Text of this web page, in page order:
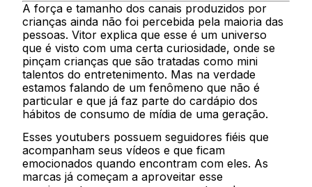
A força e tamanho dos canais produzidos por
crianças ainda não foi percebida pela maioria das
pessoas. Vitor explica que esse é um universo
que é visto com uma certa curiosidade, onde se
pinçam crianças que são tratadas como mini
talentos do entretenimento. Mas na verdade
estamos falando de um fenômeno que não é
particular e que já faz parte do cardápio dos
hábitos de consumo de mídia de uma geração.
Esses youtubers possuem seguidores fiéis que
acompanham seus vídeos e que ficam
emocionados quando encontram com eles. As
marcas já começam a aproveitar esse